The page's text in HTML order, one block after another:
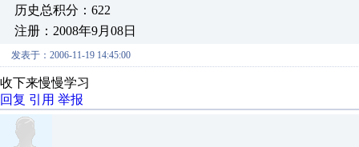
历史总积分：622
注册：2008年9月08日
发表于：2006-11-19 14:45:00
收下来慢慢学习
回复 引用 举报